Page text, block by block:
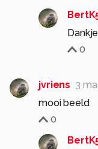
0
jvriens 3
mooi beeld
0